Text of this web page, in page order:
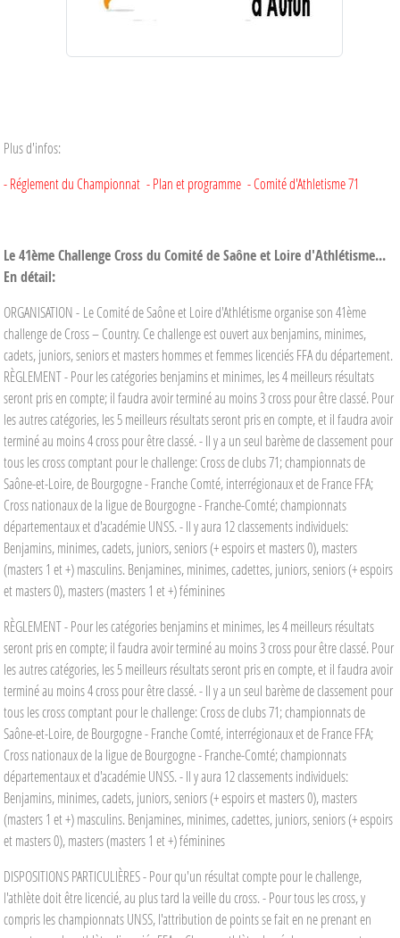
Plus d'infos:
- Réglement du Championnat - Plan et programme - Comité d'Athletisme 71
Le 41ème Challenge Cross du Comité de Saône et Loire d'Athlétisme...
En détail:
ORGANISATION - Le Comité de Saône et Loire d'Athlétisme organise son 41ème
challenge de Cross – Country. Ce challenge est ouvert aux benjamins, minimes,
cadets, juniors, seniors et masters hommes et femmes licenciés FFA du département.
RÈGLEMENT - Pour les catégories benjamins et minimes, les 4 meilleurs résultats
seront pris en compte; il faudra avoir terminé au moins 3 cross pour être classé. Pour
les autres catégories, les 5 meilleurs résultats seront pris en compte, et il faudra avoir
terminé au moins 4 cross pour être classé. - Il y a un seul barème de classement pour
tous les cross comptant pour le challenge: Cross de clubs 71; championnats de
Saône-et-Loire, de Bourgogne - Franche Comté, interrégionaux et de France FFA;
Cross nationaux de la ligue de Bourgogne - Franche-Comté; championnats
départementaux et d'académie UNSS. - Il y aura 12 classements individuels:
Benjamins, minimes, cadets, juniors, seniors (+ espoirs et masters 0), masters
(masters 1 et +) masculins. Benjamines, minimes, cadettes, juniors, seniors (+ espoirs
et masters 0), masters (masters 1 et +) féminines
RÈGLEMENT - Pour les catégories benjamins et minimes, les 4 meilleurs résultats
seront pris en compte; il faudra avoir terminé au moins 3 cross pour être classé. Pour
les autres catégories, les 5 meilleurs résultats seront pris en compte, et il faudra avoir
terminé au moins 4 cross pour être classé. - Il y a un seul barème de classement pour
tous les cross comptant pour le challenge: Cross de clubs 71; championnats de
Saône-et-Loire, de Bourgogne - Franche Comté, interrégionaux et de France FFA;
Cross nationaux de la ligue de Bourgogne - Franche-Comté; championnats
départementaux et d'académie UNSS. - Il y aura 12 classements individuels:
Benjamins, minimes, cadets, juniors, seniors (+ espoirs et masters 0), masters
(masters 1 et +) masculins. Benjamines, minimes, cadettes, juniors, seniors (+ espoirs
et masters 0), masters (masters 1 et +) féminines
DISPOSITIONS PARTICULIÈRES - Pour qu'un résultat compte pour le challenge,
l'athlète doit être licencié, au plus tard la veille du cross. - Pour tous les cross, y
compris les championnats UNSS, l'attribution de points se fait en ne prenant en